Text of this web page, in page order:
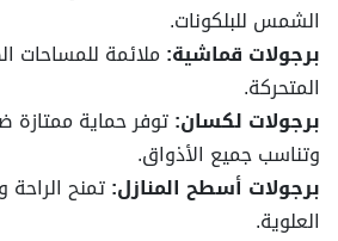
الشمس للبلكونات.
برجولات قماشية:ملائمة للمساحات
المتحركة.
برجولات لكسان:توفر حماية ممتازة
وتناسب جميع الأذواق.
برجولات أسطح المنازل:تمنح
العلوية.